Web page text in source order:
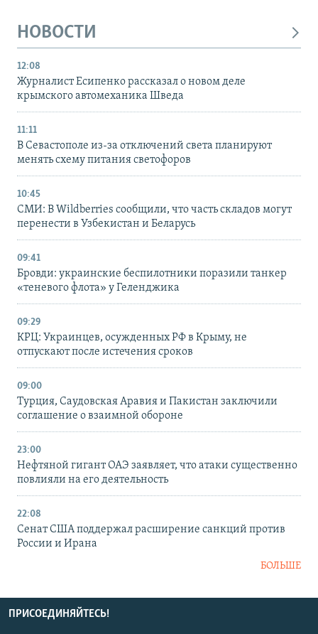
НОВОСТИ
12:08
Журналист Есипенко рассказал о новом деле
крымского автомеханика Шведа
11:11
В Севастополе из-за отключений света планируют
менять схему питания светофоров
10:45
СМИ: В Wildberries сообщили, что часть складов могут
перенести в Узбекистан и Беларусь
09:41
Бровди: украинские беспилотники поразили танкер
«теневого флота» у Геленджика
09:29
КРЦ: Украинцев, осужденных РФ в Крыму, не
отпускают после истечения сроков
09:00
Турция, Саудовская Аравия и Пакистан заключили
соглашение о взаимной обороне
23:00
Нефтяной гигант ОАЭ заявляет, что атаки существенно
повлияли на его деятельность
22:08
Сенат США поддержал расширение санкций против
России и Ирана
БОЛЬШЕ
ПРИСОЕДИНЯЙТЕСЬ!